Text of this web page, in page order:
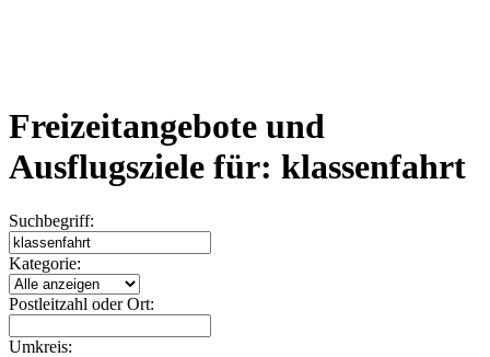
Freizeitangebote und
Ausflugsziele für: klassenfahrt
Suchbegriff:
Kategorie:
Postleitzahl oder Ort:
Umkreis: